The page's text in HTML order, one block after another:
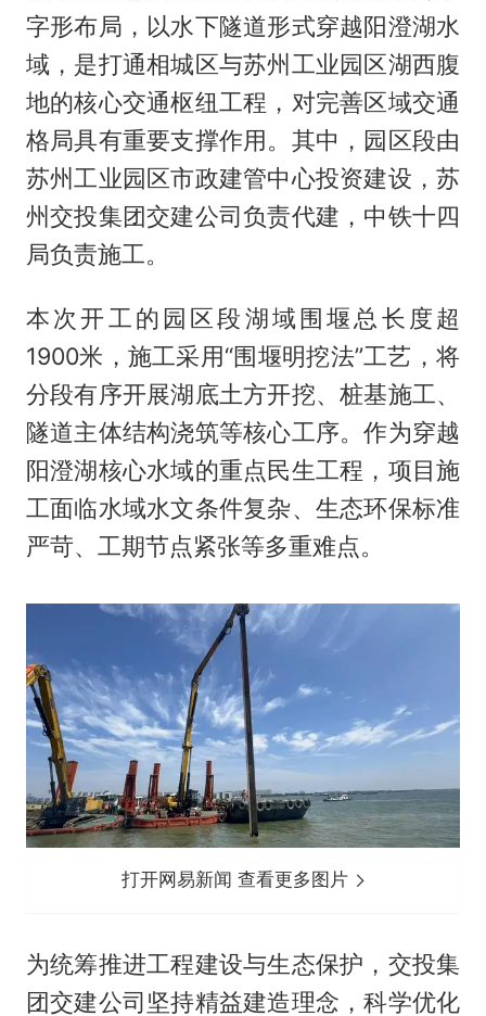
字形布局，以水下隧道形式穿越阳澄湖水
域，是打通相城区与苏州工业园区湖西腹
地的核心交通枢纽工程，对完善区域交通
格局具有重要支撑作用。其中，园区段由
苏州工业园区市政建管中心投资建设，苏
州交投集团交建公司负责代建，中铁十四
局负责施工。
本次开工的园区段湖域围堰总长度超
1900米，施工采用“围堰明挖法”工艺，将
分段有序开展湖底土方开挖、桩基施工、
隧道主体结构浇筑等核心工序。作为穿越
阳澄湖核心水域的重点民生工程，项目施
工面临水域水文条件复杂、生态环保标准
严苛、工期节点紧张等多重难点。
打开网易新闻 查看更多图片
为统筹推进工程建设与生态保护，交投集
团交建公司坚持精益建造理念，科学优化